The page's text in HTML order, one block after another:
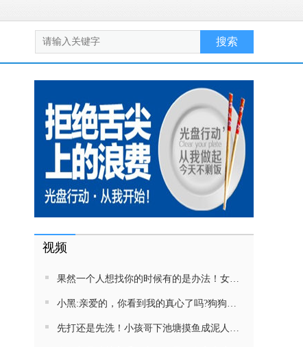
视频
果然一个人想找你的时候有的是办法！女生吵架将男友拉黑，结果男友给家里狗打电话了！汪：吵死了，一会就去把号码注销
小黑:亲爱的，你看到我的真心了吗?狗狗雨中等好朋狗不愿离去，网友:确实搞笑，黄黄都有男朋友，你却没有
先打还是先洗！小孩哥下池塘摸鱼成泥人！网友：这才是童年该有的样子，好怀念